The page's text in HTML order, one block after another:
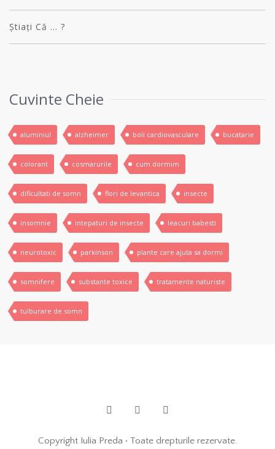
Știați Că … ?
Cuvinte Cheie
aluminiul alzheimer boli cardiovasculare bucatarie
colorant cosmarurile cum dormim
dificultati de somn flori de levantica insecte
insomnie intepaturi de insecte leacuri babesti
neurotoxic parkinson plante care ajuta sa dormi
somnifere substante toxice tratamente naturiste
tulburare de somn
Copyright Iulia Preda • Toate drepturile rezervate.